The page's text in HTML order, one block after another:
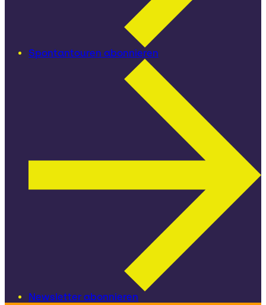
Spontantouren abonnieren
Newsletter abonnieren